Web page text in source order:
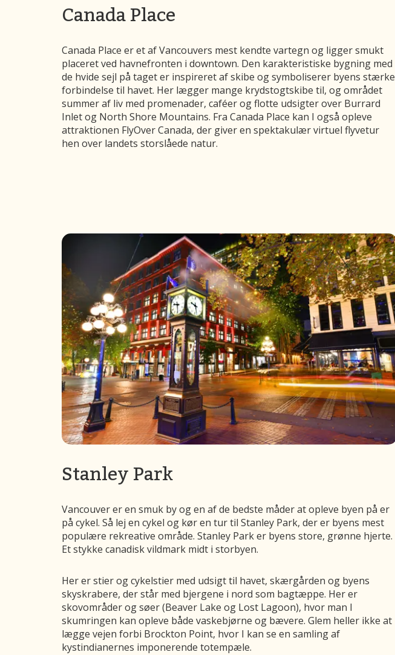
Canada Place
Canada Place er et af Vancouvers mest kendte vartegn og ligger smukt
placeret ved havnefronten i downtown. Den karakteristiske bygning med
de hvide sejl på taget er inspireret af skibe og symboliserer byens stærke
forbindelse til havet. Her lægger mange krydstogtskibe til, og området
summer af liv med promenader, caféer og flotte udsigter over Burrard
Inlet og North Shore Mountains. Fra Canada Place kan I også opleve
attraktionen FlyOver Canada, der giver en spektakulær virtuel flyvetur
hen over landets storslåede natur.
Stanley Park
Vancouver er en smuk by og en af de bedste måder at opleve byen på er
på cykel. Så lej en cykel og kør en tur til Stanley Park, der er byens mest
populære rekreative område. Stanley Park er byens store, grønne hjerte.
Et stykke canadisk vildmark midt i storbyen.
Her er stier og cykelstier med udsigt til havet, skærgården og byens
skyskrabere, der står med bjergene i nord som bagtæppe. Her er
skovområder og søer (Beaver Lake og Lost Lagoon), hvor man I
skumringen kan opleve både vaskebjørne og bævere. Glem heller ikke at
lægge vejen forbi Brockton Point, hvor I kan se en samling af
kystindianernes imponerende totempæle.